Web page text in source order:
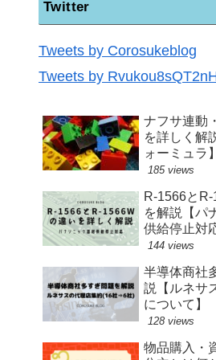
Twitter
Tweets by Corosukeblog
Tweets by
ナフサ連動
を詳しく解
ォーミュラ】
185 views
R-1566と
を解説【パ
供給停止対
144 views
半導体商社
説【ルネサ
について】
128 views
物品購入・